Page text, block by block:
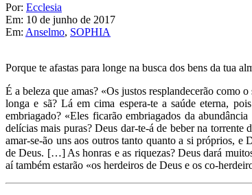
Por: Ecclesia
Em: 10 de junho de 2017
Em: Anselmo, SOPHIA
Porque te afastas para longe na busca dos bens da tua
É a beleza que amas? «Os justos resplandecerão
longa e sã? Lá em cima espera-te a saúde eterna,
embriagado? «Eles ficarão embriagados da
delícias mais puras? Deus dar-te-á de beber na torrente
amar-se-ão uns aos outros tanto quanto a si próprios,
de Deus. […] As honras e as riquezas? Deus dará
aí também estarão «os herdeiros de Deus e os co-